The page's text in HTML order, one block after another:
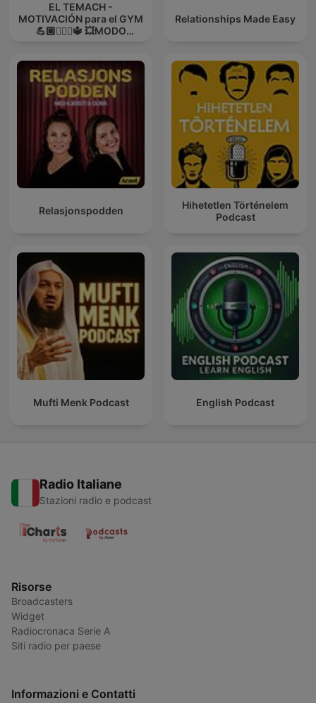
EL TEMACH -
MOTIVACIÓN para el GYM
💪🏼🏋🏻‍♀🔱 💥MODO
Relationships Made Easy
Relasjonspodden
Hihetetlen Történelem
Podcast
Mufti Menk Podcast English Podcast
Radio Italiane
Stazioni radio e podcast
Risorse
Broadcasters
Widget
Radiocronaca Serie A
Siti radio per paese
Informazioni e Contatti